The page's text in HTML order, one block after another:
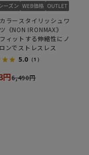
ラースタイリッシュワ
《NON IRONMAX》
ィットする伸縮性にノ
ンでストレスレス
5.0 （1）
円6,490円